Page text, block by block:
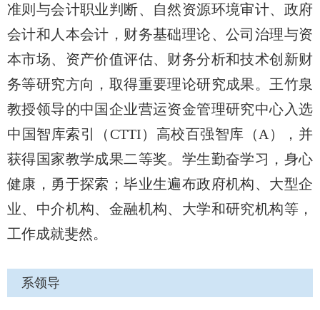
准则与会计职业判断、自然资源环境审计、政府
会计和人本会计，财务基础理论、公司治理与资
本市场、资产价值评估、财务分析和技术创新财
务等研究方向，取得重要理论研究成果。王竹泉
教授领导的中国企业营运资金管理研究中心入选
中国智库索引（CTTI）高校百强智库（A），并
获得国家教学成果二等奖。学生勤奋学习，身心
健康，勇于探索；毕业生遍布政府机构、大型企
业、中介机构、金融机构、大学和研究机构等，
工作成就斐然。
系领导